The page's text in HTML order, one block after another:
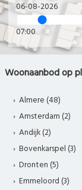
06-08-2026
07:00
Woonaanbod op
Almere (48)
Amsterdam (2)
Andijk (2)
Bovenkarspel (3)
Dronten (5)
Emmeloord (3)